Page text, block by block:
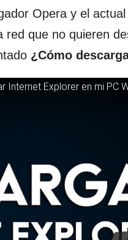
Opera y el
red que no quieren
¿Cómo
Internet Explorer en mi PC